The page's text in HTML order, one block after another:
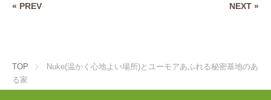
« PREV NEXT »
TOP
Nuke(温かく心地よい場所)とユーモアあふれる秘密基地のあ
る家